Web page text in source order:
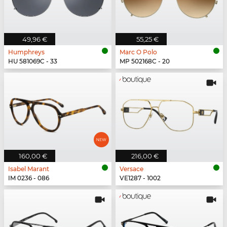
49,96 €
Humphreys
HU 581069C - 33
55,25 €
Marc O Polo
MP 502168C - 20
160,00 €
Isabel Marant
IM 0236 - 086
216,00 €
Versace
VE1287 - 1002